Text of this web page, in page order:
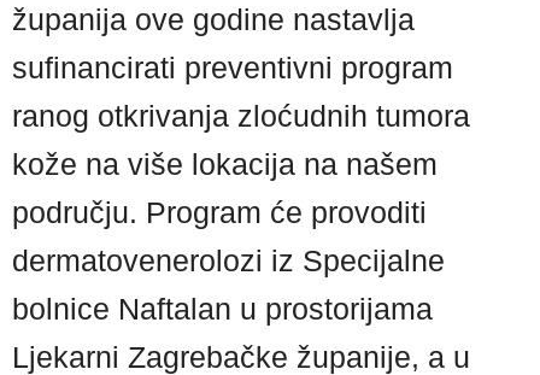
županija ove godine nastavlja
sufinancirati preventivni program
ranog otkrivanja zloćudnih tumora
kože na više lokacija na našem
području. Program će provoditi
dermatovenerolozi iz Specijalne
bolnice Naftalan u prostorijama
Ljekarni Zagrebačke županije, a u